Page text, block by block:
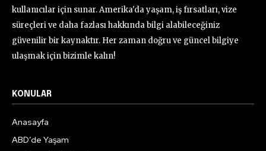
kullanıcılar için sunar. Amerika'da yaşam, iş fırsatları, vize
süreçleri ve daha fazlası hakkında bilgi alabileceğiniz
güvenilir bir kaynaktır. Her zaman doğru ve güncel bilgiye
ulaşmak için bizimle kalın!
KONULAR
Anasayfa
ABD’de Yaşam